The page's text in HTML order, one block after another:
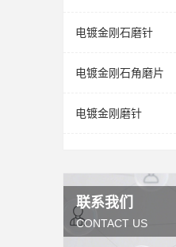
电镀金刚石磨针
电镀金刚石角磨片
电镀金刚磨针
联系我们
CONTACT US